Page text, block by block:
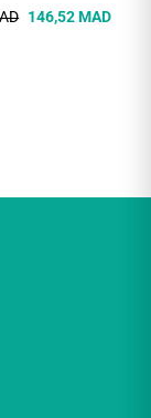
146,52 MAD